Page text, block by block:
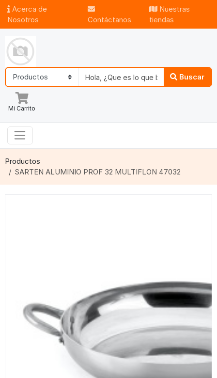
Acerca de
Nosotros
Contáctanos
Nuestras
tiendas
Buscar
Mi Carrito
Productos
SARTEN ALUMINIO PROF 32 MULTIFLON 47032